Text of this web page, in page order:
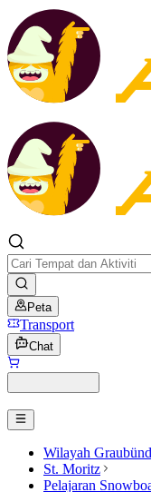
Peta
Transport
Chat
Wilayah
St. Moritz
Pelajaran